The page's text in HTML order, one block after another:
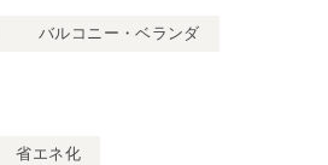
バルコニー・ベランダ
省エネ化